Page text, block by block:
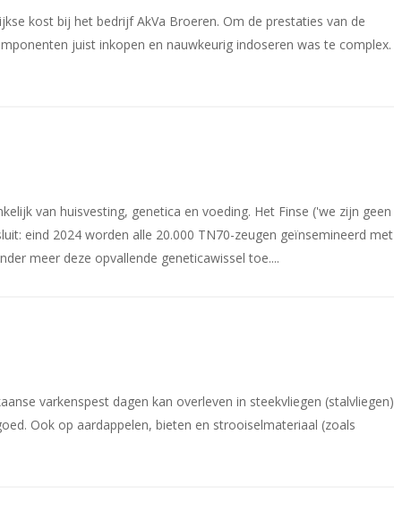
kost bij het bedrijf AkVa Broeren. Om de prestaties van de
juist inkopen en nauwkeurig indoseren was te complex.
van huisvesting, genetica en voeding. Het Finse ('we zijn geen
eind 2024 worden alle 20.000 TN70-zeugen geïnsemineerd met
meer deze opvallende geneticawissel toe.
varkenspest dagen kan overleven in steekvliegen (stalvliegen)
Ook op aardappelen, bieten en strooiselmateriaal (zoals